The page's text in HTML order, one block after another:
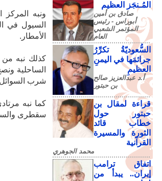
المُـنجَز العظيم
صادق‮ ‬بن‮ ‬أمين‮
‬أبوراس - رئيس‮
‬المؤتمر‮ ‬الشعبي‮
‬العام
السُّعوديّةُ تكرِّرُ
جرائمَها في اليمنِ
العظيمِ
أ.د عبدالعزيز صالح
بن حبتور
قراءة لمقال بن
حبتور حول
خطاب قائد
الثورة والمسيرة
القرآنية
محمد الجوهري
اتفاق ترامب
إيران.. يبدأ من
ونبه
السيول في
الأمطار.
كذلك نبه من
الساحلية
شرب
كما نبه
سقطرى